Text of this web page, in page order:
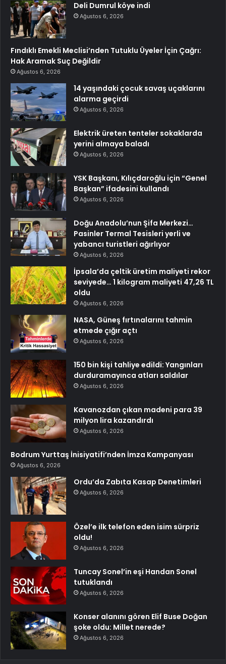
Deli Dumrul köye indi
Ağustos 6, 2026
Fındıklı Emekli Meclisi’nden Tutuklu Üyeler İçin Çağrı:
Hak Aramak Suç Değildir
Ağustos 6, 2026
14 yaşındaki çocuk savaş uçaklarını
alarma geçirdi
Ağustos 6, 2026
Elektrik üreten tenteler sokaklarda
yerini almaya baladı
Ağustos 6, 2026
YSK Başkanı, Kılıçdaroğlu için “Genel
Başkan” ifadesini kullandı
Ağustos 6, 2026
Doğu Anadolu’nun Şifa Merkezi…
Pasinler Termal Tesisleri yerli ve
yabancı turistleri ağırlıyor
Ağustos 6, 2026
İpsala’da çeltik üretim maliyeti rekor
seviyede… 1 kilogram maliyeti 47,26 TL
oldu
Ağustos 6, 2026
NASA, Güneş fırtınalarını tahmin
etmede çığır açtı
Ağustos 6, 2026
150 bin kişi tahliye edildi: Yangınları
durduramayınca atları saldılar
Ağustos 6, 2026
Kavanozdan çıkan madeni para 39
milyon lira kazandırdı
Ağustos 6, 2026
Bodrum Yurttaş İnisiyatifi’nden İmza Kampanyası
Ağustos 6, 2026
Ordu’da Zabıta Kasap Denetimleri
Ağustos 6, 2026
Özel’e ilk telefon eden isim sürpriz
oldu!
Ağustos 6, 2026
Tuncay Sonel’in eşi Handan Sonel
tutuklandı
Ağustos 6, 2026
Konser alanını gören Elif Buse Doğan
şoke oldu: Millet nerede?
Ağustos 6, 2026